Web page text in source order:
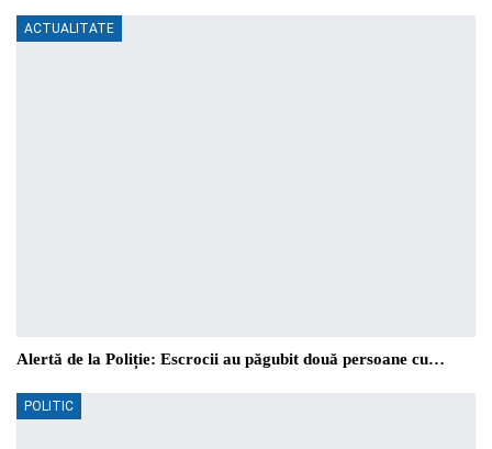
ACTUALITATE
Alertă de la Poliție: Escrocii au păgubit două persoane cu…
POLITIC